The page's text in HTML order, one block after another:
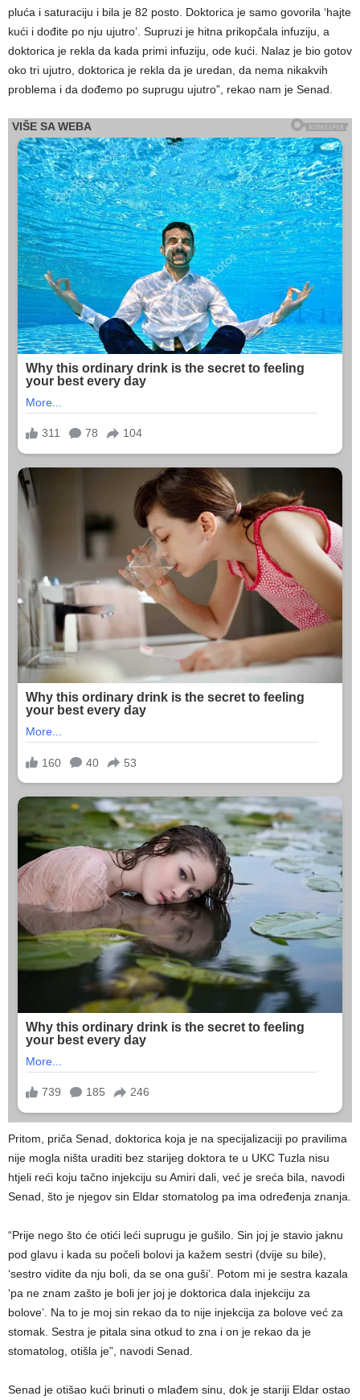
pluća i saturaciju i bila je 82 posto. Doktorica je samo govorila ‘hajte
kući i dođite po nju ujutro’. Supruzi je hitna prikopčala infuziju, a
doktorica je rekla da kada primi infuziju, ode kući. Nalaz je bio gotov
oko tri ujutro, doktorica je rekla da je uredan, da nema nikakvih
problema i da dođemo po suprugu ujutro”, rekao nam je Senad.
Pritom, priča Senad, doktorica koja je na specijalizaciji po pravilima
nije mogla ništa uraditi bez starijeg doktora te u UKC Tuzla nisu
htjeli reći koju tačno injekciju su Amiri dali, već je sreća bila, navodi
Senad, što je njegov sin Eldar stomatolog pa ima određenja znanja.
“Prije nego što će otići leći suprugu je gušilo. Sin joj je stavio jaknu
pod glavu i kada su počeli bolovi ja kažem sestri (dvije su bile),
‘sestro vidite da nju boli, da se ona guši’. Potom mi je sestra kazala
‘pa ne znam zašto je boli jer joj je doktorica dala injekciju za
bolove’. Na to je moj sin rekao da to nije injekcija za bolove već za
stomak. Sestra je pitala sina otkud to zna i on je rekao da je
stomatolog, otišla je”, navodi Senad.
Senad je otišao kući brinuti o mlađem sinu, dok je stariji Eldar ostao